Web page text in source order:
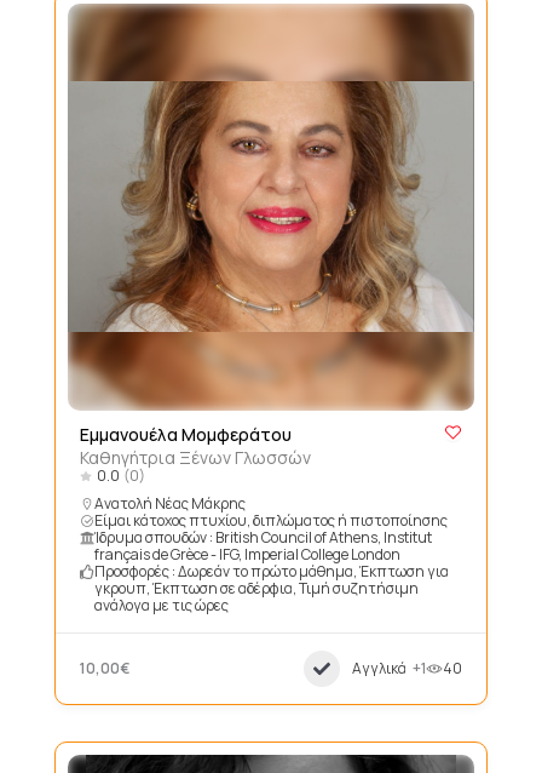
Εμμανουέλα Μομφεράτου
Καθηγήτρια Ξένων Γλωσσών
0.0 (0)
Ανατολή Νέας Μάκρης
Είμαι κάτοχος πτυχίου, διπλώματος ή πιστοποίησης
Ίδρυμα σπουδών : British Council of Athens, Institut
français de Grèce - IFG, Imperial College London
Προσφορές : Δωρεάν το πρώτο μάθημα, Έκπτωση για
γκρουπ, Έκπτωση σε αδέρφια, Τιμή συζητήσιμη
ανάλογα με τις ώρες
10,00€ Αγγλικά +1 40